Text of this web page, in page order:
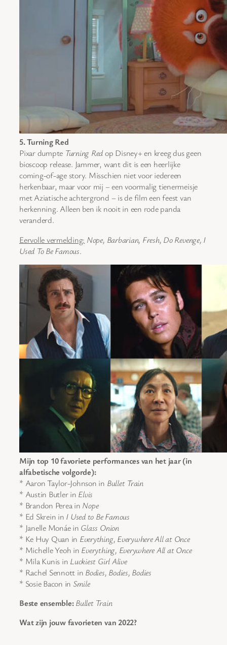
5. Turning Red
Pixar dumpte Turning Redop Disney+ en kreeg dus geen
bioscoop release. Jammer, want dit is een heerlijke
coming-of-age story. Misschien niet voor iedereen
herkenbaar, maar voor mij – een voormalig tienermeisje
met Aziatische achtergrond – is de film een feest van
herkenning. Alleen ben ik nooit in een rode panda
veranderd.
Eervolle vermelding: Nope, Barbarian, Fresh, Do Revenge, I
Used To Be Famous.
Mijn top 10 favoriete performances van het jaar (in
alfabetische volgorde):
* Aaron Taylor-Johnson in Bullet Train
* Austin Butler in Elvis
* Brandon Perea in Nope
* Ed Skrein in I Used to Be Famous
* Janelle Monáe in Glass Onion
* Ke Huy Quan in Everything, Everywhere All at Once
* Michelle Yeoh in Everything, Everywhere All at Once
* Mila Kunis in Luckiest Girl Alive
* Rachel Sennott in Bodies, Bodies, Bodies
* Sosie Bacon in Smile
Beste ensemble: Bullet Train
Wat zijn jouw favorieten van 2022?